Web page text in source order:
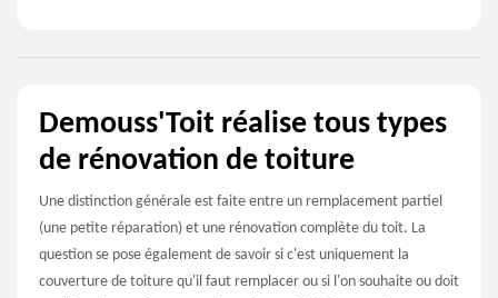
Demouss'Toit réalise tous types
de rénovation de toiture
Une distinction générale est faite entre un remplacement partiel
(une petite réparation) et une rénovation complète du toit. La
question se pose également de savoir si c'est uniquement la
couverture de toiture qu'il faut remplacer ou si l'on souhaite ou doit